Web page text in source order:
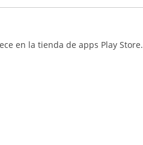
en la tienda de apps Play Store.